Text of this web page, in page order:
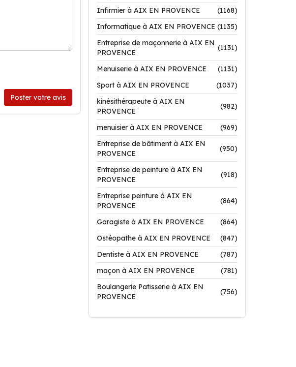
Poster votre avis
Infirmier à AIX EN PROVENCE
(1168)
Informatique à AIX EN PROVENCE (1135)
Entreprise de maçonnerie à AIX EN
PROVENCE
(1131)
Menuiserie à AIX EN PROVENCE
(1131)
Sport à AIX EN PROVENCE
(1037)
kinésithérapeute à AIX EN
PROVENCE
(982)
menuisier à AIX EN PROVENCE
(969)
Entreprise de bâtiment à AIX EN
PROVENCE
(950)
Entreprise de peinture à AIX EN
PROVENCE
(918)
Entreprise peinture à AIX EN
PROVENCE
(864)
Garagiste à AIX EN PROVENCE
(864)
Ostéopathe à AIX EN PROVENCE
(847)
Dentiste à AIX EN PROVENCE
(787)
maçon à AIX EN PROVENCE
(781)
Boulangerie Patisserie à AIX EN
PROVENCE
(756)